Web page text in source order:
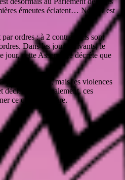
émeutes éclatent… Necker est
ordres : à 2 contre 1, ils sont
Dans les jours suivants, le
jour, cette Assemblée décrète que
jours plus tard, mais les violences
déclare que, finalement, ces
ce qui se prépare.